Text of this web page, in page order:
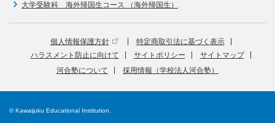
大学受験科 海外帰国生コース （海外帰国生）
個人情報保護方針
特定商取引法に基づく表示
ハラスメント防止に向けて
サイトポリシー
サイトマップ
河合塾について
採用情報（学校法人河合塾）
© Kawaijuku Educational Institution.